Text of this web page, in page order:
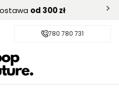
od 300 zł
Darmowa dostawa od 300 zł
780 780 731